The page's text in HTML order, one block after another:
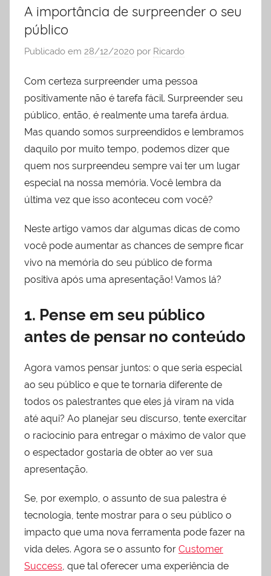
liderança
A importância de surpreender o seu
público
Publicado em 28/12/2020 por Ricardo
Com certeza surpreender uma pessoa
positivamente não é tarefa fácil. Surpreender seu
público, então, é realmente uma tarefa árdua.
Mas quando somos surpreendidos e lembramos
daquilo por muito tempo, podemos dizer que
quem nos surpreendeu sempre vai ter um lugar
especial na nossa memória. Você lembra da
última vez que isso aconteceu com você?
Neste artigo vamos dar algumas dicas de como
você pode aumentar as chances de sempre ficar
vivo na memória do seu público de forma
positiva após uma apresentação! Vamos lá?
1. Pense em seu público
antes de pensar no conteúdo
Agora vamos pensar juntos: o que seria especial
ao seu público e que te tornaria diferente de
todos os palestrantes que eles já viram na vida
até aqui? Ao planejar seu discurso, tente exercitar
o raciocínio para entregar o máximo de valor que
o espectador gostaria de obter ao ver sua
apresentação.
Se, por exemplo, o assunto de sua palestra é
tecnologia, tente mostrar para o seu público o
impacto que uma nova ferramenta pode fazer na
vida deles. Agora se o assunto for Customer
Success, que tal oferecer uma experiência de